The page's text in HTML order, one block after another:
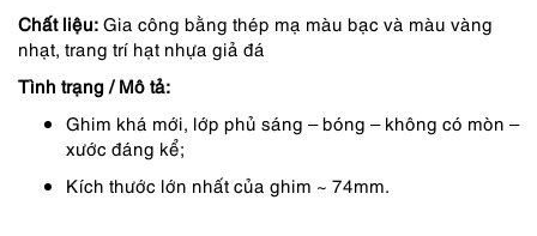
là:
150,000 ₫.
tại
là:
Chất liệu: Gia công bằng thép mạ màu bạc và màu vàng
nhạt, trang trí hạt nhựa giả đá
Tình trạng / Mô tả:
Ghim khá mới, lớp phủ sáng – bóng – không có mòn –
xước đáng kể;
Kích thước lớn nhất của ghim ~ 74mm.